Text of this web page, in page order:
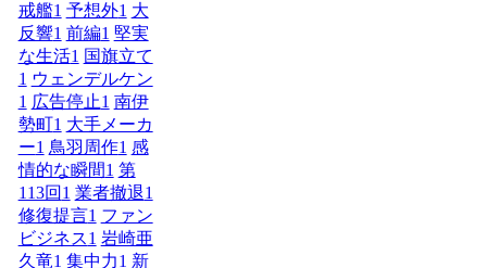
戒艦1 予想外1 大
反響1 前編1 堅実
な生活1 国旗立て
1 ウェンデルケン
1 広告停止1 南伊
勢町1 大手メーカ
ー1 鳥羽周作1 感
情的な瞬間1 第
113回 1 業者撤退1
修復提言1 ファン
ビジネス1 岩崎亜
久竜1 集中力1 新